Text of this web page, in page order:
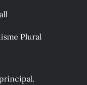
Plural